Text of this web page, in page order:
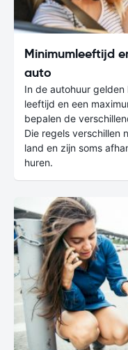
Minimumleeftijd
auto
In de autohuur
leeftijd en een
bepalen de
Die regels verschillen
land en zijn soms
huren.